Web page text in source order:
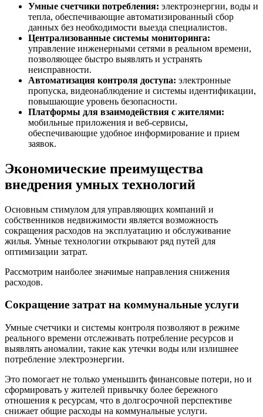
Умные счетчики потребления: электроэнергии, воды и
тепла, обеспечивающие автоматизированный сбор
данных без необходимости выезда специалистов.
Централизованные системы мониторинга:
управление инженерными сетями в реальном времени,
позволяющее быстро выявлять и устранять
неисправности.
Автоматизация контроля доступа: электронные
пропуска, видеонаблюдение и системы идентификации,
повышающие уровень безопасности.
Платформы для взаимодействия с жителями:
мобильные приложения и веб-сервисы,
обеспечивающие удобное информирование и прием
заявок.
Экономические преимущества
внедрения умных технологий
Основным стимулом для управляющих компаний и
собственников недвижимости является возможность
сокращения расходов на эксплуатацию и обслуживание
жилья. Умные технологии открывают ряд путей для
оптимизации затрат.
Рассмотрим наиболее значимые направления снижения
расходов.
Сокращение затрат на коммунальные услуги
Умные счетчики и системы контроля позволяют в режиме
реального времени отслеживать потребление ресурсов и
выявлять аномалии, такие как утечки воды или излишнее
потребление электроэнергии.
Это помогает не только уменьшить финансовые потери, но и
сформировать у жителей привычку более бережного
отношения к ресурсам, что в долгосрочной перспективе
снижает общие расходы на коммунальные услуги.